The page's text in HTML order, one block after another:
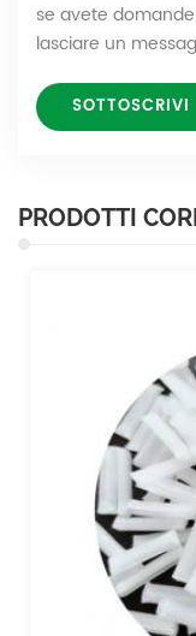
se avete
lasciare un
PRODOTTI